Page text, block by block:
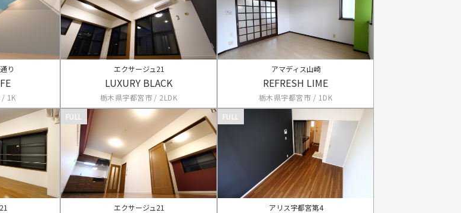
り
/ 1K
エクサージュ21
LUXURY BLACK
栃木県宇都宮市 / 2LDK
アマディス山崎
REFRESH LIME
栃木県宇都宮市 / 1DK
FULL
エクサージュ21
FULL
アリス宇都宮第4